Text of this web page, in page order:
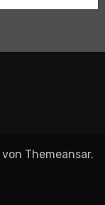
von Themeansar.